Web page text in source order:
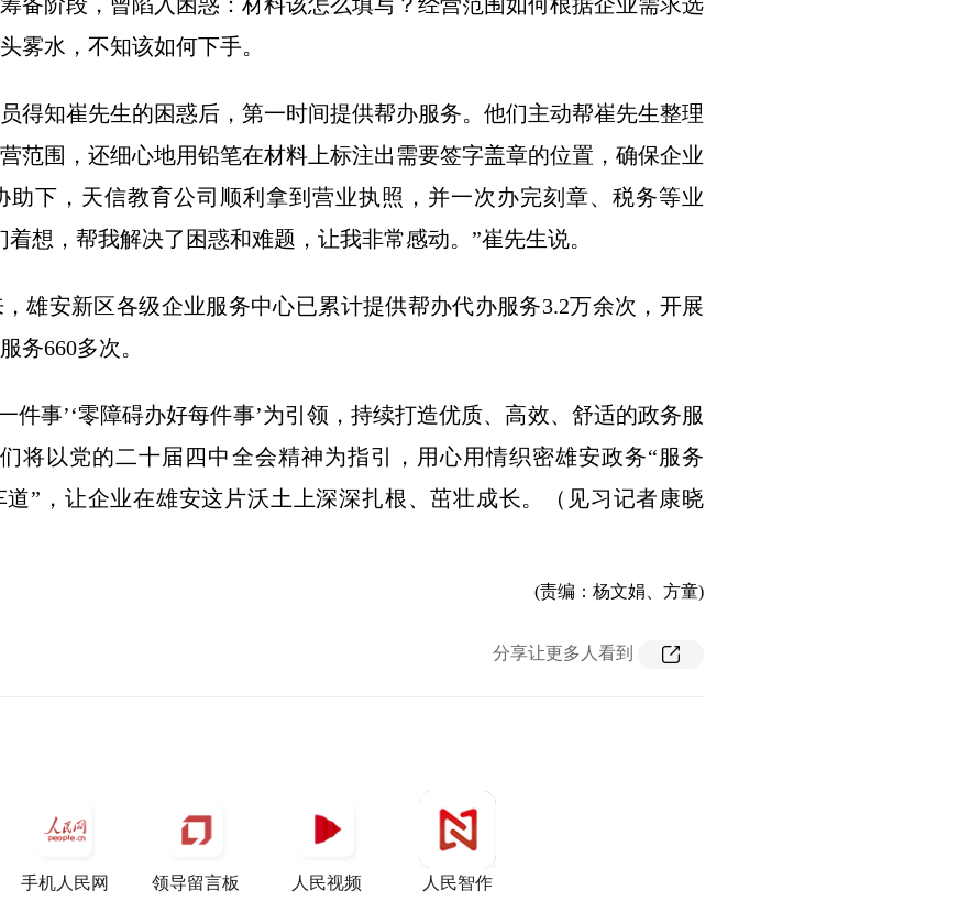
雾水，不知该如何下手。
知崔先生的困惑后，第一时间提供帮办服务。他们主动帮崔先生整理
范围，还细心地用铅笔在材料上标注出需要签字盖章的位置，确保企业
助下，天信教育公司顺利拿到营业执照，并一次办完刻章、税务等业
想，帮我解决了困惑和难题，让我非常感动。”崔先生说。
安新区各级企业服务中心已累计提供帮办代办服务3.2万余次，开展
务660多次。
事’‘零障碍办好每件事’为引领，持续打造优质、高效、舒适的政务服
将以党的二十届四中全会精神为指引，用心用情织密雄安政务“服务
道”，让企业在雄安这片沃土上深深扎根、茁壮成长。（见习记者康晓
(责编：杨文娟、方童)
分享让更多人看到
手机人民网 领导留言板 人民视频 人民智作